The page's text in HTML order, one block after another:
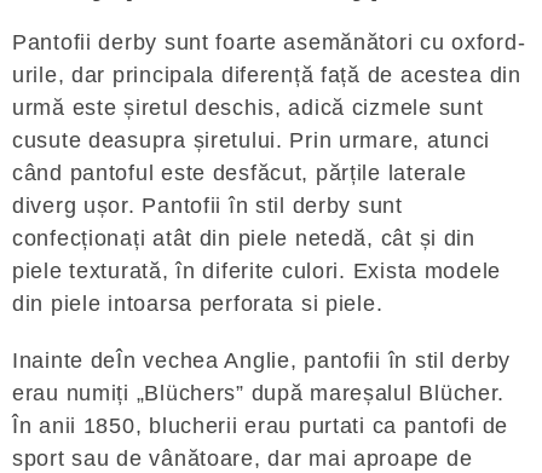
Pantofii derby sunt foarte asemănători cu oxford-
urile, dar principala diferență față de acestea din
urmă este șiretul deschis, adică cizmele sunt
cusute deasupra șiretului. Prin urmare, atunci
când pantoful este desfăcut, părțile laterale
diverg ușor. Pantofii în stil derby sunt
confecționați atât din piele netedă, cât și din
piele texturată, în diferite culori. Exista modele
din piele intoarsa perforata si piele.
Inainte deÎn vechea Anglie, pantofii în stil derby
erau numiți „Blüchers” după mareșalul Blücher.
În anii 1850, blucherii erau purtati ca pantofi de
sport sau de vânătoare, dar mai aproape de